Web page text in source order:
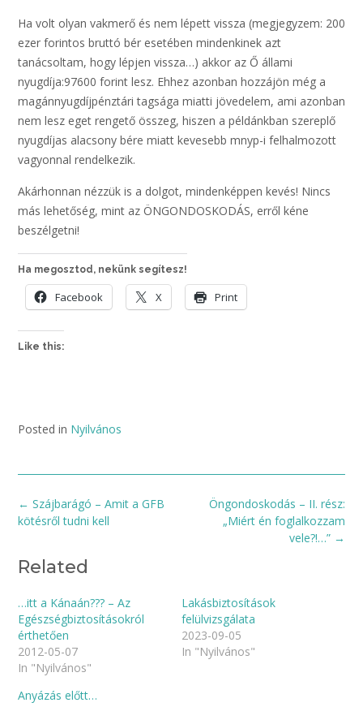
Ha volt olyan vakmerő és nem lépett vissza (megjegyzem: 200
ezer forintos bruttó bér esetében mindenkinek azt
tanácsoltam, hogy lépjen vissza…) akkor az Ő állami
nyugdíja:97600 forint lesz. Ehhez azonban hozzájön még a
magánnyugdíjpénztári tagsága miatti jövedelem, ami azonban
nem lesz eget rengető összeg, hiszen a példánkban szereplő
nyugdíjas alacsony bére miatt kevesebb mnyp-i felhalmozott
vagyonnal rendelkezik.
Akárhonnan nézzük is a dolgot, mindenképpen kevés! Nincs
más lehetőség, mint az ÖNGONDOSKODÁS, erről kéne
beszélgetni!
Ha megosztod, nekünk segítesz!
Facebook X Print
Like this:
Posted in Nyilvános
Post
navigation
Öngondoskodás – II. rész:
„Miért én foglalkozzam
vele?!…” →
← Szájbarágó – Amit a GFB
kötésről tudni kell
Related
…itt a Kánaán??? – Az
Egészségbiztosításokról
érthetően
2012-05-07
In "Nyilvános"
Lakásbiztosítások
felülvizsgálata
2023-09-05
In "Nyilvános"
Anyázás előtt…